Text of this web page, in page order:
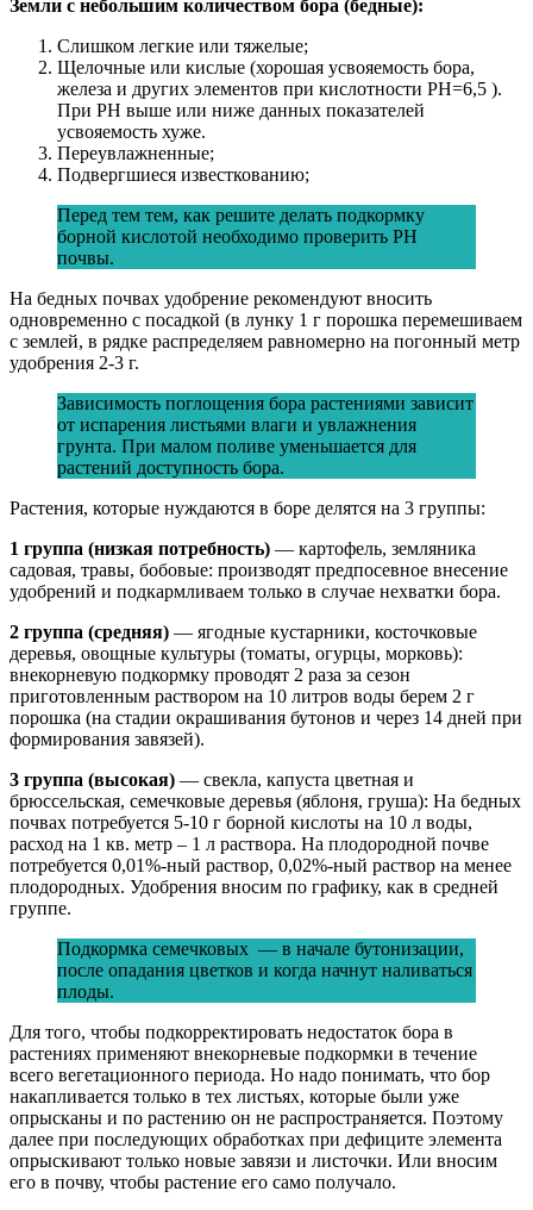
Земли с небольшим количеством бора (бедные):
Слишком легкие или тяжелые;
Щелочные или кислые (хорошая усвояемость бора,
железа и других элементов при кислотности PH=6,5 ).
При PH выше или ниже данных показателей
усвояемость хуже.
Переувлажненные;
Подвергшиеся известкованию;
Перед тем тем, как решите делать подкормку
борной кислотой необходимо проверить PH
почвы.
На бедных почвах удобрение рекомендуют вносить
одновременно с посадкой (в лунку 1 г порошка перемешиваем
с землей, в рядке распределяем равномерно на погонный метр
удобрения 2-3 г.
Зависимость поглощения бора растениями зависит
от испарения листьями влаги и увлажнения
грунта. При малом поливе уменьшается для
растений доступность бора.
Растения, которые нуждаются в боре делятся на 3 группы:
1 группа (низкая потребность) — картофель, земляника
садовая, травы, бобовые: производят предпосевное внесение
удобрений и подкармливаем только в случае нехватки бора.
2 группа (средняя) — ягодные кустарники, косточковые
деревья, овощные культуры (томаты, огурцы, морковь):
внекорневую подкормку проводят 2 раза за сезон
приготовленным раствором на 10 литров воды берем 2 г
порошка (на стадии окрашивания бутонов и через 14 дней при
формирования завязей).
3 группа (высокая) — свекла, капуста цветная и
брюссельская, семечковые деревья (яблоня, груша): На бедных
почвах потребуется 5-10 г борной кислоты на 10 л воды,
расход на 1 кв. метр – 1 л раствора. На плодородной почве
потребуется 0,01%-ный раствор, 0,02%-ный раствор на менее
плодородных. Удобрения вносим по графику, как в средней
группе.
Подкормка семечковых — в начале бутонизации,
после опадания цветков и когда начнут наливаться
плоды.
Для того, чтобы подкорректировать недостаток бора в
растениях применяют внекорневые подкормки в течение
всего вегетационного периода. Но надо понимать, что бор
накапливается только в тех листьях, которые были уже
опрысканы и по растению он не распространяется. Поэтому
далее при последующих обработках при дефиците элемента
опрыскивают только новые завязи и листочки. Или вносим
его в почву, чтобы растение его само получало.